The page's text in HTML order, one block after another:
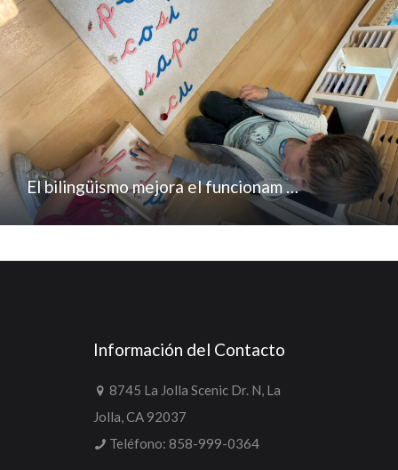
El bilingüismo mejora el funcionam …
Información del Contacto
8745 La Jolla Scenic Dr. N, La
Jolla, CA 92037
Teléfono: 858-999-0364